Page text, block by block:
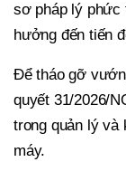
sơ pháp lý phức
hưởng đến tiến
Để tháo gỡ
quyết 31/2026/
trong quản lý và
máy.